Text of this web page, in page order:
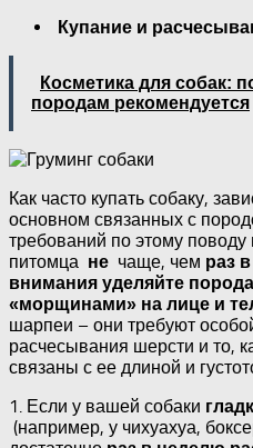
Купание и
Косметика для собак:
породам рекомендуется
Как часто купать собаку,
основном связанных с
требований по этому поводу
питомца не чаще, чем раз
внимания уделяйте
«морщинами» на лице и
шарпеи – они требуют
расчесывания шерсти и то,
связаны с ее длиной и
1. Если у вашей собаки
(например, у чихуахуа,